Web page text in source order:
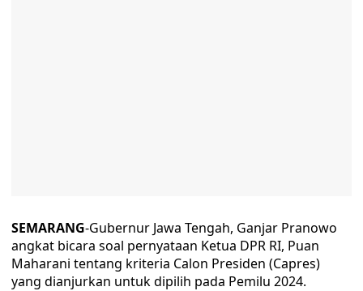
SEMARANG-Gubernur Jawa Tengah, Ganjar Pranowo
angkat bicara soal pernyataan Ketua DPR RI, Puan
Maharani tentang kriteria Calon Presiden (Capres)
yang dianjurkan untuk dipilih pada Pemilu 2024.